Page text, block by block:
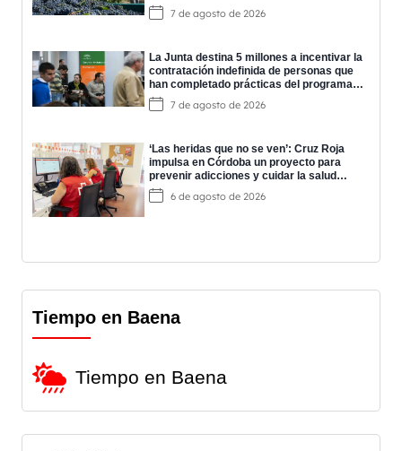
7 de agosto de 2026
La Junta destina 5 millones a incentivar la
contratación indefinida de personas que
han completado prácticas del programa
EPES
7 de agosto de 2026
‘Las heridas que no se ven’: Cruz Roja
impulsa en Córdoba un proyecto para
prevenir adicciones y cuidar la salud
mental
6 de agosto de 2026
Tiempo en Baena
Tiempo en Baena